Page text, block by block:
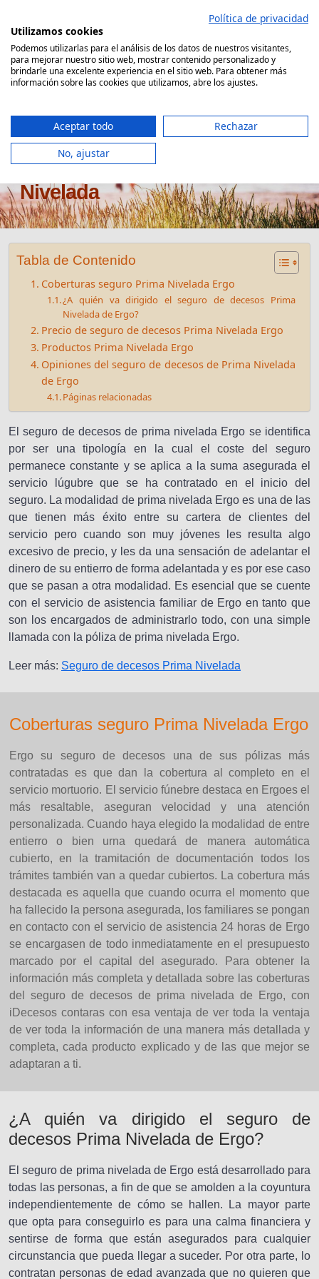
contenido
Comparador Seguro Decesos
Seguro de decesos Ergo Prima
Nivelada
Tabla de Contenido
Coberturas seguro Prima Nivelada Ergo
¿A quién va dirigido el seguro de decesos Prima
Nivelada de Ergo?
Precio de seguro de decesos Prima Nivelada Ergo
Productos Prima Nivelada Ergo
Opiniones del seguro de decesos de Prima Nivelada
de Ergo
Páginas relacionadas
El seguro de decesos de prima nivelada Ergo se identifica
por ser una tipología en la cual el coste del seguro
permanece constante y se aplica a la suma asegurada el
servicio lúgubre que se ha contratado en el inicio del
seguro. La modalidad de prima nivelada Ergo es una de las
que tienen más éxito entre su cartera de clientes del
servicio pero cuando son muy jóvenes les resulta algo
excesivo de precio, y les da una sensación de adelantar el
dinero de su entierro de forma adelantada y es por ese caso
que se pasan a otra modalidad. Es esencial que se cuente
con el servicio de asistencia familiar de Ergo en tanto que
son los encargados de administrarlo todo, con una simple
llamada con la póliza de prima nivelada Ergo.
Leer más: Seguro de decesos Prima Nivelada
Coberturas seguro Prima Nivelada Ergo
Ergo su seguro de decesos una de sus pólizas más
contratadas es que dan la cobertura al completo en el
servicio mortuorio. El servicio fúnebre destaca en Ergoes el
más resaltable, aseguran velocidad y una atención
personalizada. Cuando haya elegido la modalidad de entre
entierro o bien urna quedará de manera automática
cubierto, en la tramitación de documentación todos los
trámites también van a quedar cubiertos. La cobertura más
destacada es aquella que cuando ocurra el momento que
ha fallecido la persona asegurada, los familiares se pongan
en contacto con el servicio de asistencia 24 horas de Ergo
se encargasen de todo inmediatamente en el presupuesto
marcado por el capital del asegurado. Para obtener la
información más completa y detallada sobre las coberturas
del seguro de decesos de prima nivelada de Ergo, con
iDecesos contaras con esa ventaja de ver toda la ventaja
de ver toda la información de una manera más detallada y
completa, cada producto explicado y de las que mejor se
adaptaran a ti.
¿A quién va dirigido el seguro de
decesos Prima Nivelada de Ergo?
El seguro de prima nivelada de Ergo está desarrollado para
todas las personas, a fin de que se amolden a la coyuntura
independientemente de cómo se hallen. La mayor parte
que opta para conseguirlo es para una calma financiera y
sentirse de forma que están asegurados para cualquier
circunstancia que pueda llegar a suceder. Por otra parte, lo
contratan personas de edad avanzada que no quieren que
Política de privacidad
Utilizamos cookies
Podemos utilizarlas para el análisis de los datos de nuestros visitantes,
para mejorar nuestro sitio web, mostrar contenido personalizado y
brindarle una excelente experiencia en el sitio web. Para obtener más
información sobre las cookies que utilizamos, abre los ajustes.
Aceptar todo
Rechazar
No, ajustar